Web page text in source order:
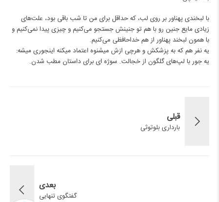
با لبخندی پهناور بر روی لب، که حداقل برای من تا شب باقی بود، علت‌های
زیادی مایع جنین رو با هم تو جنینش جستجو می‌کنیم و چیزی پیدا نمی‌کنیم و
با همون لبخند پهناور از هم خداحافظی می‌کنیم.
یه نفر هم که به پزشکش و هرچی ازش میشنوه اعتماد میکنه اینجوری میشه:
یه جور با لپ‌های گلگون از خجالت. سوژه ای برای داستان مطب شدن.
قبلی
بارداری بلوتوثی
بعدی
گفتگوی تنهایی